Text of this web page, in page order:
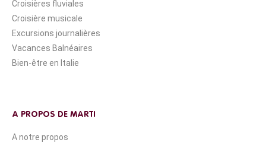
Croisières fluviales
Croisière musicale
Excursions journalières
Vacances Balnéaires
Bien-être en Italie
A PROPOS DE MARTI
A notre propos